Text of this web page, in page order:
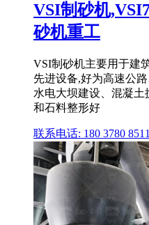
VSI制砂机
砂机重工
VSI制砂机主要用于建
先进设备,好为高速公
水电大坝建设、混凝
和石料整形好
联系电话: 180 3780 8511